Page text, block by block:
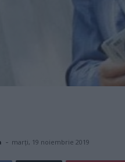
- marți, 19 noiembrie 2019